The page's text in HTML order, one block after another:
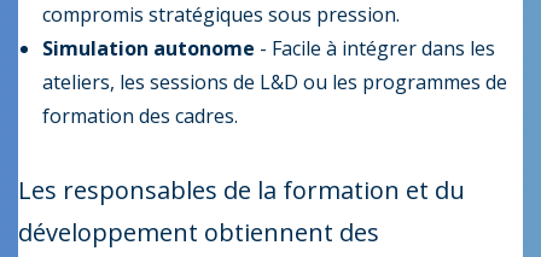
compromis stratégiques sous pression.
Simulation autonome - Facile à intégrer dans les
ateliers, les sessions de L&D ou les programmes de
formation des cadres.
Les responsables de la formation et du
développement obtiennent des